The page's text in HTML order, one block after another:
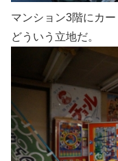
マンション3階にカー
どういう立地だ。